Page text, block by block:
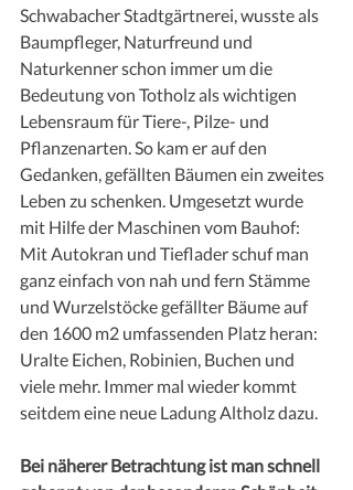
Schwabacher Stadtgärtnerei, wusste als
Baumpfleger, Naturfreund und
Naturkenner schon immer um die
Bedeutung von Totholz als wichtigen
Lebensraum für Tiere-, Pilze- und
Pflanzenarten. So kam er auf den
Gedanken, gefällten Bäumen ein zweites
Leben zu schenken. Umgesetzt wurde
mit Hilfe der Maschinen vom Bauhof:
Mit Autokran und Tieflader schuf man
ganz einfach von nah und fern Stämme
und Wurzelstöcke gefällter Bäume auf
den 1600 m2 umfassenden Platz heran:
Uralte Eichen, Robinien, Buchen und
viele mehr. Immer mal wieder kommt
seitdem eine neue Ladung Altholz dazu.
Bei näherer Betrachtung ist man schnell